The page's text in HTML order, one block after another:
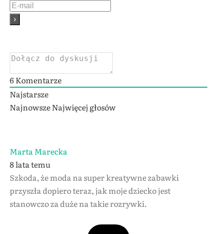
6 Komentarze
Najstarsze
NajnowszeNajwięcej głosów
Marta Marecka
8 lata temu
Szkoda, że moda na super kreatywne zabawki
przyszła dopiero teraz, jak moje dziecko jest
stanowczo za duże na takie rozrywki.